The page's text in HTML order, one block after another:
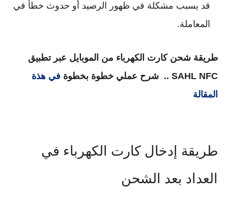
قد يسبب مشكلة في ظهور الرصيد أو حدوث خطأ في
المعاملة.
طريقة شحن كارت الكهرباء من الموبايل عبر تطبيق
SAHL NFC .. شرح عملي خطوة بخطوة
في هذة
المقالة
طريقة إدخال كارت الكهرباء في
العداد بعد الشحن